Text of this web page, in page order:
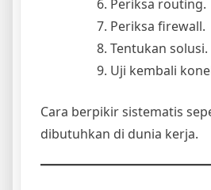
Periksa routing.
Periksa firewall.
Tentukan solusi.
Uji kembali
Cara berpikir sistematis
dibutuhkan di dunia kerja.